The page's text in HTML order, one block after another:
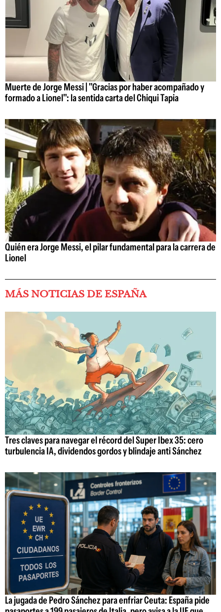
Muerte de Jorge Messi | "Gracias por haber acompañado y
formado a Lionel": la sentida carta del Chiqui Tapia
Quién era Jorge Messi, el pilar fundamental para la carrera de
Lionel
MÁS NOTICIAS DE ESPAÑA
Tres claves para navegar el récord del Super Ibex 35: cero
turbulencia IA, dividendos gordos y blindaje anti Sánchez
La jugada de Pedro Sánchez para enfriar Ceuta: España pide